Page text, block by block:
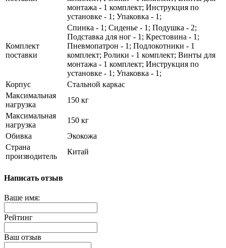
монтажа - 1 комплект; Инструкция по
установке - 1; Упаковка - 1;
Комплект
поставки
Спинка - 1; Сиденье - 1; Подушка - 2;
Подставка для ног - 1; Крестовина - 1;
Пневмопатрон - 1; Подлокотники - 1
комплект; Ролики - 1 комплект; Винты для
монтажа - 1 комплект; Инструкция по
установке - 1; Упаковка - 1;
Корпус
Стальной каркас
Максимальная
нагрузка
150 кг
Максимальная
нагрузка
150 кг
Обивка
Экокожа
Страна
производитель
Китай
Написать отзыв
Ваше имя:
Рейтинг
Ваш отзыв